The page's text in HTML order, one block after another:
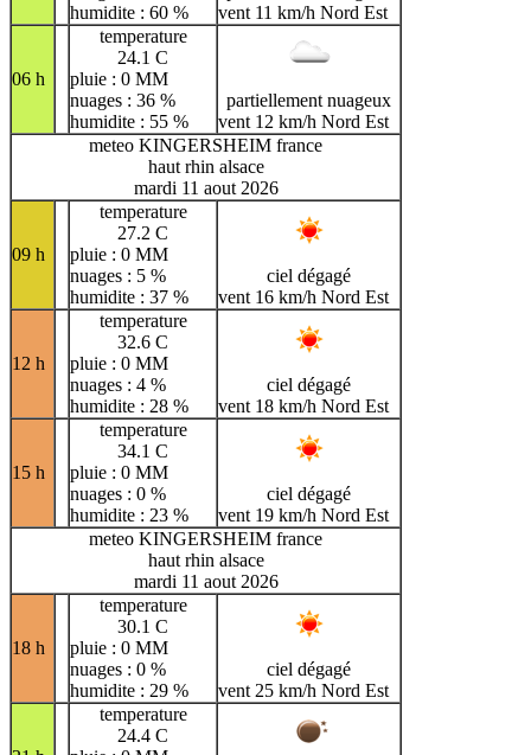
humidite : 60 %
vent 11 km/h Nord Est
06 h
temperature
24.1 C
pluie : 0 MM
nuages : 36 %
humidite : 55 %
partiellement nuageux
vent 12 km/h Nord Est
meteo KINGERSHEIM france
haut rhin alsace
mardi 11 aout 2026
09 h
temperature
27.2 C
pluie : 0 MM
nuages : 5 %
humidite : 37 %
ciel dégagé
vent 16 km/h Nord Est
12 h
temperature
32.6 C
pluie : 0 MM
nuages : 4 %
humidite : 28 %
ciel dégagé
vent 18 km/h Nord Est
15 h
temperature
34.1 C
pluie : 0 MM
nuages : 0 %
humidite : 23 %
ciel dégagé
vent 19 km/h Nord Est
meteo KINGERSHEIM france
haut rhin alsace
mardi 11 aout 2026
18 h
temperature
30.1 C
pluie : 0 MM
nuages : 0 %
humidite : 29 %
ciel dégagé
vent 25 km/h Nord Est
temperature
24.4 C